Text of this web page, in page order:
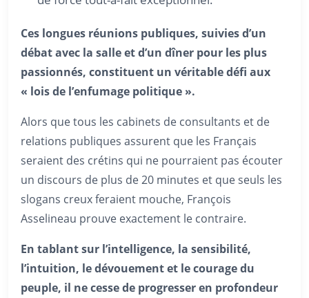
Ces longues réunions publiques, suivies d’un
débat avec la salle et d’un dîner pour les plus
passionnés, constituent un véritable défi aux
« lois de l’enfumage politique ».
Alors que tous les cabinets de consultants et de
relations publiques assurent que les Français
seraient des crétins qui ne pourraient pas écouter
un discours de plus de 20 minutes et que seuls les
slogans creux feraient mouche, François
Asselineau prouve exactement le contraire.
En tablant sur l’intelligence, la sensibilité,
l’intuition, le dévouement et le courage du
peuple, il ne cesse de progresser en profondeur